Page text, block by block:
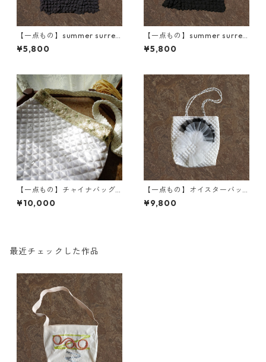
【一点もの】summer surreal
ism bag(チャコールグレー/さ
ざなみバラン)
¥5,800
【一点もの】summer surreal
ism bag(ブラック/椅子に座る
スイカ)
¥5,800
【一点もの】チャイナバッグ
(森の潤み)
¥10,000
【一点もの】オイスターバッ
グ
¥9,800
最近チェックした作品